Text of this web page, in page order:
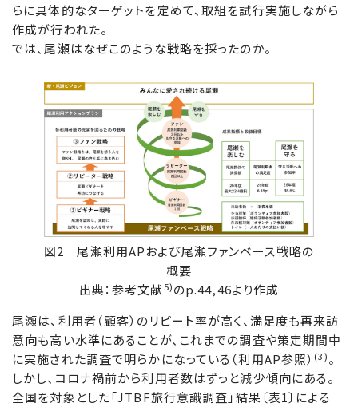
らに具体的なターゲットを定めて、取組を試行実施しながら
作成が行われた。
では、尾瀬はなぜこのような戦略を採ったのか。
図2 尾瀬利用APおよび尾瀬ファンベース戦略の
概要
出典：参考文献 5)のp.44,46より作成
尾瀬は、利用者（顧客）のリピート率が高く、満足度も再来訪
意向も高い水準にあることが、これまでの調査や策定期間中
に実施された調査で明らかになっている（利用AP参照） (3)。
しかし、コロナ禍前から利用者数はずっと減少傾向にある。
全国を対象とした「JTBF旅行意識調査」結果〔表1〕による